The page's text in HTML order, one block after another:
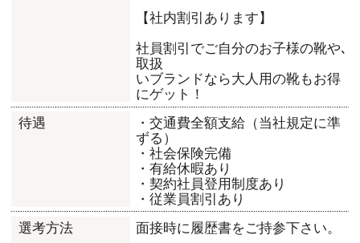
【社内割引あります】
社員割引でご自分のお子様の靴や､
取扱
いブランドなら大人用の靴もお得
にゲット！
待遇
・交通費全額支給（当社規定に準
ずる）
・社会保険完備
・有給休暇あり
・契約社員登用制度あり
・従業員割引あり
選考方法
面接時に履歴書をご持参下さい。